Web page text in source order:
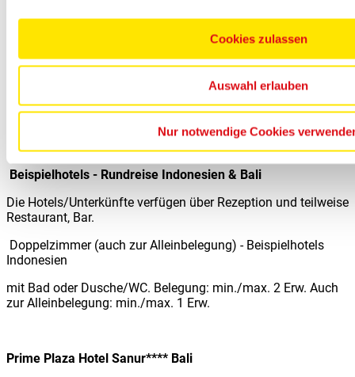
Cookies zulassen
Auswahl erlauben
Nur notwendige Cookies
mit Bad oder Dusche/WC. Belegung: min./max. 2 Erw.
mit Bad oder Dusche/WC. Belegung: min./max. 1 Erw.
Beispielhotels - Rundreise Indonesien & Bali
Die Hotels/Unterkünfte verfügen über Rezeption und teilweise
Restaurant, Bar.
Doppelzimmer (auch zur Alleinbelegung) - Beispielhotels
Indonesien
mit Bad oder Dusche/WC. Belegung: min./max. 2 Erw. Auch
zur Alleinbelegung: min./max. 1 Erw.
Prime Plaza Hotel Sanur**** Bali